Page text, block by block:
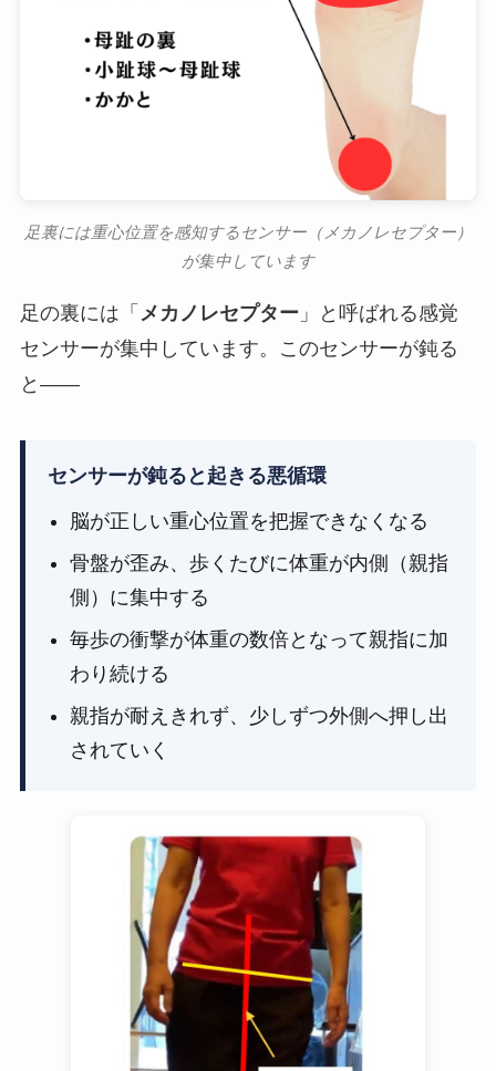
足裏には重心位置を感知するセンサー（メカノレセプター）
が集中しています
足の裏には「 メカノレセプター 」と呼ばれる感覚
センサーが集中しています。このセンサーが鈍る
と——
センサーが鈍ると起きる悪循環
脳が正しい重心位置を把握できなくなる
骨盤が歪み、歩くたびに体重が内側（親指
側）に集中する
毎歩の衝撃が体重の数倍となって親指に加
わり続ける
親指が耐えきれず、少しずつ外側へ押し出
されていく